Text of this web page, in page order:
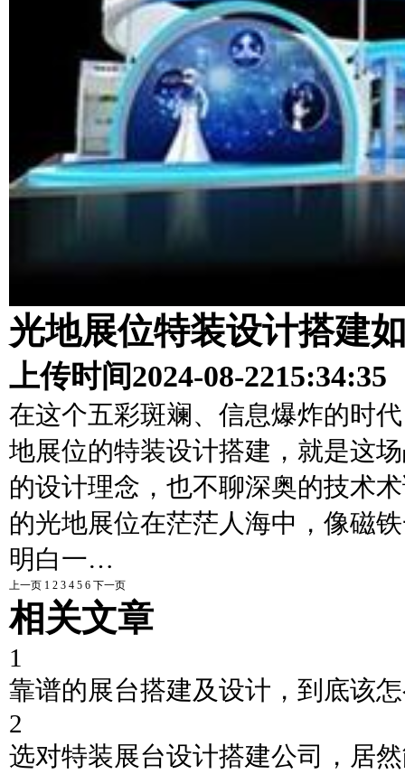
光地展位特装设计搭建
上传时间2024-08-2215:34:35
在这个五彩斑斓、信息爆炸的时
地展位的特装设计搭建，就是这
的设计理念，也不聊深奥的技术
的光地展位在茫茫人海中，像磁
明白一…
上一页 1 2 3 4 5 6 下一页
相关文章
1
靠谱的展台搭建及设计，到底该
2
选对特装展台设计搭建公司，居